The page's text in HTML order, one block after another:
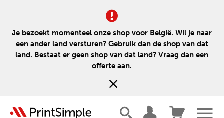
Je bezoekt momenteel onze shop voor België. Wil je naar
een ander land versturen? Gebruik dan de shop van dat
land. Bestaat er geen shop van dat land? Vraag dan een
offerte aan.